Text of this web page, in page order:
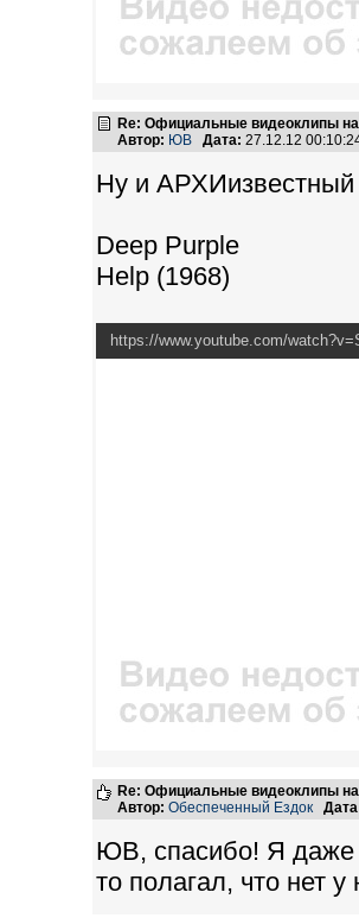
Re: Официальные видеоклипы
Автор: ЮВ Дата: 27.12.12
Ну и АРХИизвестный
Deep Purple
Help (1968)
https://www.youtube.com/
Re: Официальные видеоклипы
Автор: Обеспеченный Ездок
ЮВ, спасибо! Я даже
то полагал, что нет